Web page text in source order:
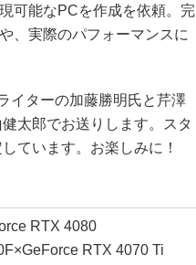
可能なPCを作成を依頼。完
、実際のパフォーマンスに
イターの加藤勝明氏と芹澤
太郎でお送りします。スタ
ています。お楽しみに！
RTX 4080
RTX 4070 Ti